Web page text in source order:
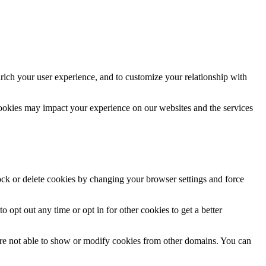
your user experience, and to customize your relationship with
may impact your experience on our websites and the services
or delete cookies by changing your browser settings and force
opt out any time or opt in for other cookies to get a better
not able to show or modify cookies from other domains. You can